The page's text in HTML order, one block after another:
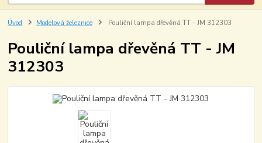
Úvod Modelová železnice Pouliční lampa dřevěná TT - JM 312303
Pouliční lampa dřevěná TT - JM
312303